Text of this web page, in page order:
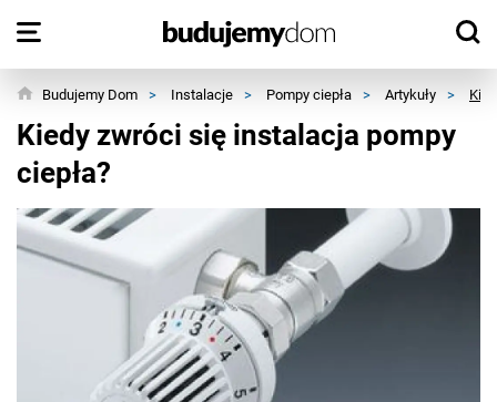
Budujemy Dom > Instalacje > Pompy ciepła > Artykuły >
Kiedy zwróci się instalacja pompy
ciepła?